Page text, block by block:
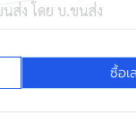
นส่ง โดย บ.ขนส่ง
ซื้อเ